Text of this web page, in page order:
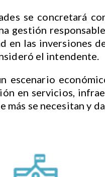
se concretará
gestión
en las inversiones
el intendente.
escenario
en servicios,
más se necesitan y